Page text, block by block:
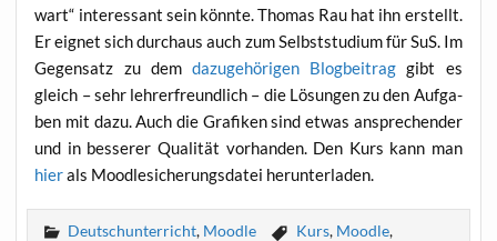
wart“ inter­es­sant sein könn­te. Tho­mas Rau hat ihn erstellt.
Er eig­net sich durch­aus auch zum Selbst­stu­di­um für SuS. Im
Gegen­satz zu dem dazu­ge­hö­ri­gen Blog­bei­trag gibt es
gleich – sehr leh­rer­freund­lich – die Lösun­gen zu den Auf­ga­
ben mit dazu. Auch die Gra­fi­ken sind etwas anspre­chen­der
und in bes­se­rer Qua­li­tät vor­han­den. Den Kurs kann man
hierals Mood­le­si­che­rungs­da­tei herunterladen.
Deutschunterricht, Moodle Kurs, Moodle,